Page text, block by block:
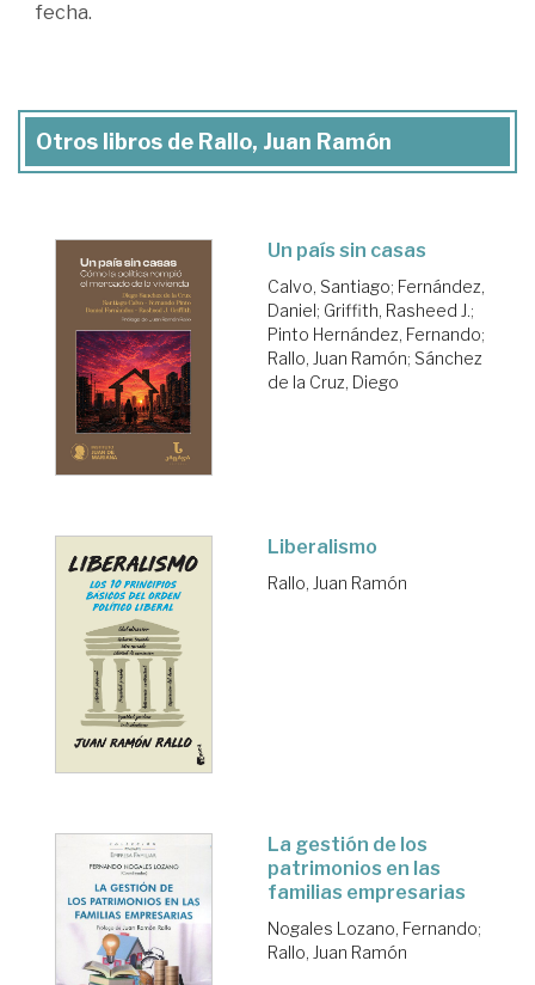
fecha.
Otros libros de Rallo, Juan Ramón
Un país sin casas
Calvo, Santiago; Fernández,
Daniel; Griffith, Rasheed J.;
Pinto Hernández, Fernando;
Rallo, Juan Ramón; Sánchez
de la Cruz, Diego
Liberalismo
Rallo, Juan Ramón
La gestión de los
patrimonios en las
familias empresarias
Nogales Lozano, Fernando;
Rallo, Juan Ramón